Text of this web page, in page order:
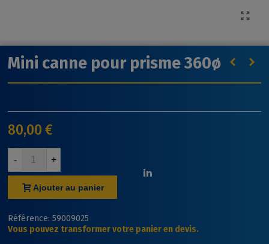
Mini canne pour prisme 360ø
80,00 €
- +
Ajouter au panier
Référence: 59009025
Vous pouvez transformer votre panier en devis.